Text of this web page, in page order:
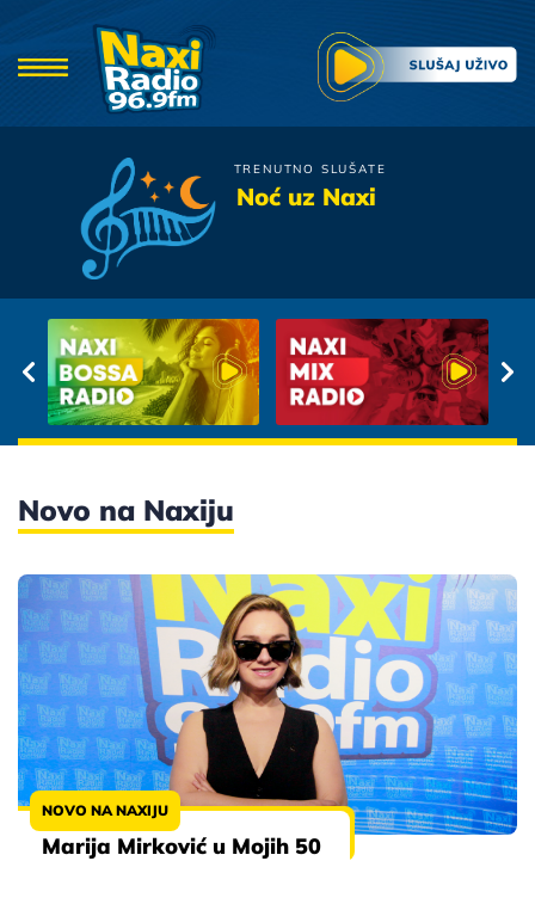
TRENUTNO SLUŠATE
Noć uz Naxi
Novo na Naxiju
NOVO NA NAXIJU
Marija Mirković u Mojih 50